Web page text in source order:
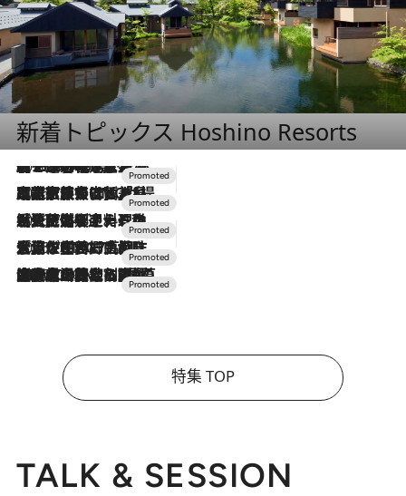
新着トピックス Hoshino Resorts
2026.8.7
【トンボの足水浴】ヒノキの香りに包まれて涼感マックス！約13℃の湧水かけ流しを避暑地「星野温泉 トンボの湯」で体験
2026.7.31
【ホテル帰省】という選択肢をOMOが提案。家族とほどよい距離を保つには「昼は実家、夜は気兼ねなくホテルで！」
2026.7.24
【夏限定ディナーコース】旬を迎える稚鮎や花ズッキーニなどをイタリア・トスカーナの郷土料理の手法で満喫！
2026.7.17
「土佐和ハーブかき氷」がOMO7高知に登場！生姜、山椒、大葉など目にも舌にも涼を呼ぶ郷土の味
2026.7.10
NEW OPEN！【界 草津】名湯の地に誕生。趣の異なる2種の温泉と上州ならではの会席・蕎麦割烹など美食を味わう究極の癒やし旅
特集 TOP
TALK & SESSION